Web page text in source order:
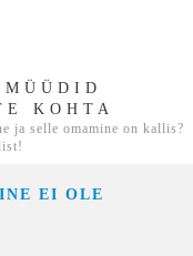
KOHTA
ja selle omamine on kallis?
EI OLE